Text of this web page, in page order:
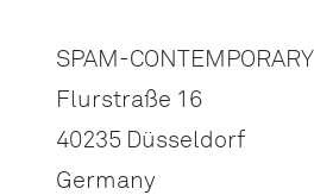
SPAM-CONTEMPORARY
Flurstraße 16
40235 Düsseldorf
Germany